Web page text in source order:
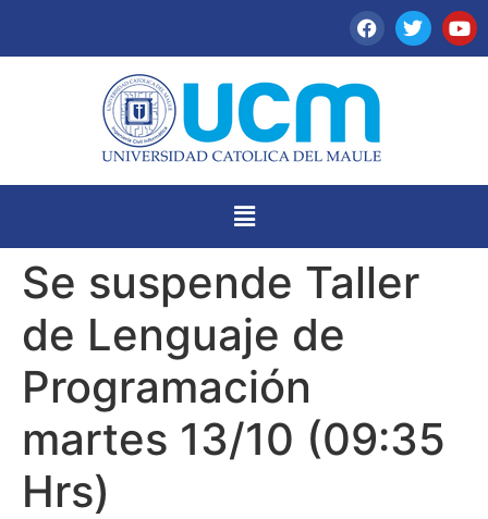
Se suspende Taller
de Lenguaje de
Programación
martes 13/10 (09:35
Hrs)